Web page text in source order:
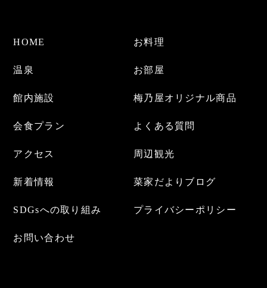
HOME お料理
温泉 お部屋
館内施設 梅乃屋オリジナル商品
会食プラン よくある質問
アクセス 周辺観光
新着情報 菜家だよりブログ
SDGsへの取り組み プライバシーポリシー
お問い合わせ